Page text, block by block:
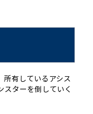
所有しているアシス
スターを倒していく